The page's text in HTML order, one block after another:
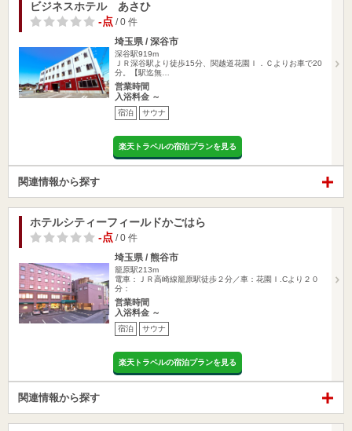
ビジネスホテル あさひ
-点 / 0 件
埼玉県 / 深谷市
深谷駅919m
ＪＲ深谷駅より徒歩15分、関越道花園Ｉ．Ｃよりお車で20
分。【駅迄無…
営業時間
入浴料金 ～
宿泊 サウナ
楽天トラベルの宿泊プランを見る
関連情報から探す
ホテルシティーフィールドかごはら
-点 / 0 件
埼玉県 / 熊谷市
籠原駅213m
電車：ＪＲ高崎線籠原駅徒歩２分／車：花園Ｉ.Cより２０
分：
営業時間
入浴料金 ～
宿泊 サウナ
楽天トラベルの宿泊プランを見る
関連情報から探す